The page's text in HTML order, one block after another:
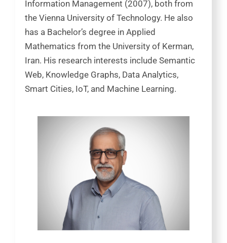
Information Management (2007), both from
the Vienna University of Technology. He also
has a Bachelor’s degree in Applied
Mathematics from the University of Kerman,
Iran. His research interests include Semantic
Web, Knowledge Graphs, Data Analytics,
Smart Cities, IoT, and Machine Learning.